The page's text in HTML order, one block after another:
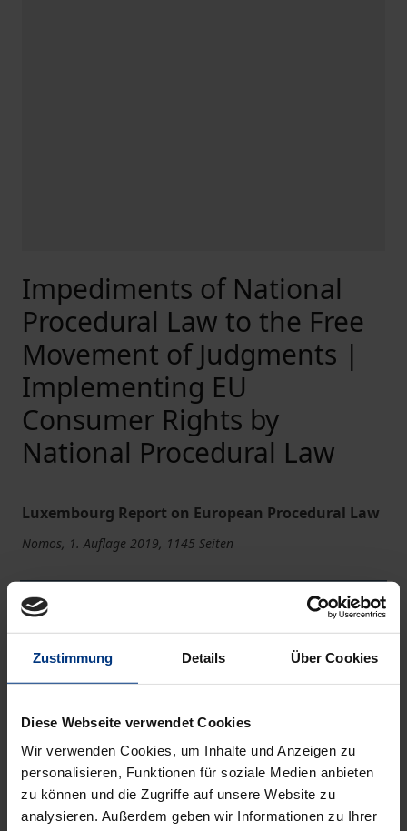
Zustimmung Details Über Cookies
Diese Webseite verwendet Cookies
Wir verwenden Cookies, um Inhalte und Anzeigen zu
personalisieren, Funktionen für soziale Medien anbieten
zu können und die Zugriffe auf unsere Website zu
analysieren. Außerdem geben wir Informationen zu Ihrer
Impediments of National
Procedural Law to the Free
Movement of Judgments |
Implementing EU
Consumer Rights by
National Procedural Law
Luxembourg Report on European Procedural Law
Nomos, 1. Auflage 2019, 1145 Seiten
Buch
300,00 €
ISBN 978-3-8487-6108-1
Lieferbar
Preisangaben inkl. MwSt. Abhängig von der Lieferadresse
kann die MwSt. an der Kasse variieren.
In den Warenkorb